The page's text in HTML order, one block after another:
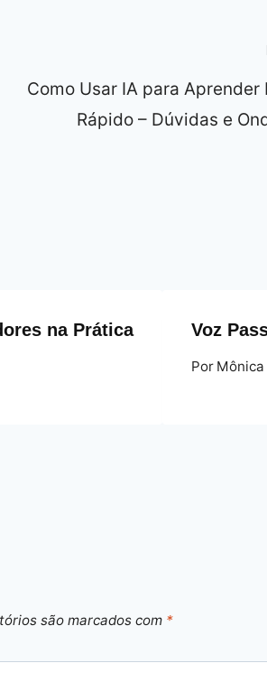
Como Usar IA para Aprender
Rápido – Dúvidas e
na Prática Voz
Por
são marcados com *